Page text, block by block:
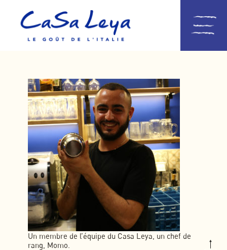
Un membre de l’équipe du Casa Leya, un chef de
rang, Momo.